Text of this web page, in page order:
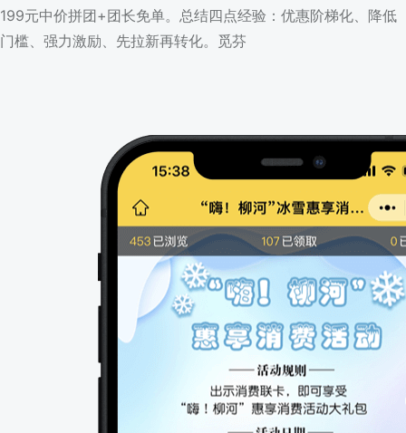
199元中价拼团+团长免单。总结四点经验：优惠阶梯化、降低
门槛、强力激励、先拉新再转化。觅芬